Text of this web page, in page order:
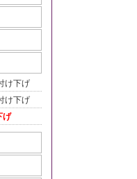
け下げ
け下げ
げ